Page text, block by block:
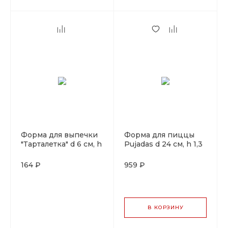
Форма для выпечки
"Тарталетка" d 6 см, h
тефлоновым
164 ₽
Форма для пиццы
Pujadas d 24 см, h 1,3
959 ₽
В КОРЗИНУ